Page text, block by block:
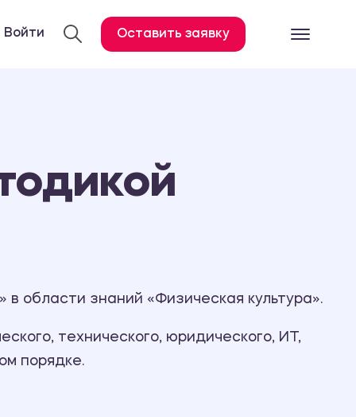
Курсовая работа
Дневник по практике
Войти Оставить заявку
области знаний «Физическая культура».
технического, юридического, ИТ,
порядке.